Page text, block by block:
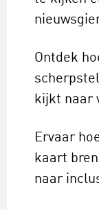
Ontdek
kijkt naar
Ervaar
kaart
naar